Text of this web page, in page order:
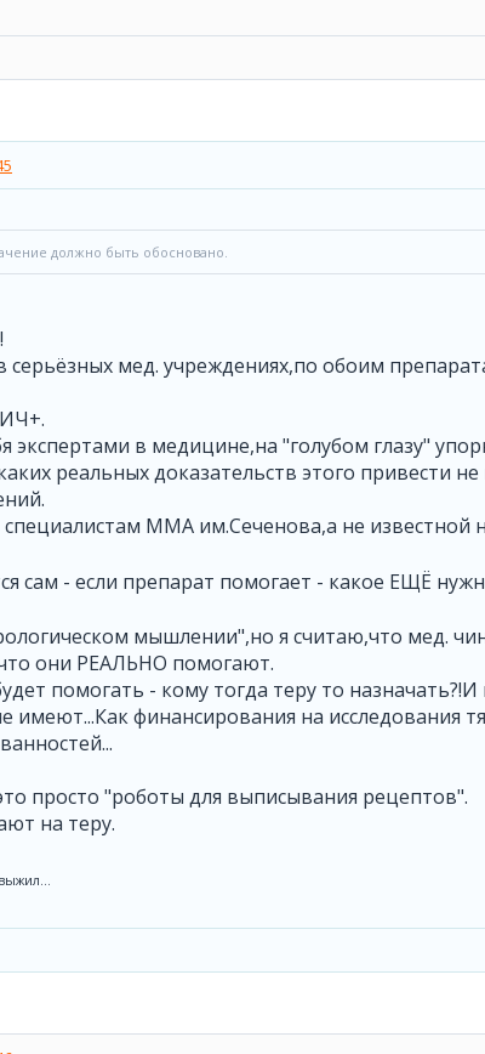
должно быть обосновано.
серьёзных мед. учреждениях,по обоим
в медицине,на "голубом глазу"
реальных доказательств этого привести
ММА им.Сеченова,а не известной
сам - если препарат помогает - какое ЕЩЁ
мышлении",но я считаю,что мед.
они РЕАЛЬНО помогают.
помогать - кому тогда теру то
имеют...Как финансирования на исследования
просто "роботы для выписывания рецептов".
на теру.